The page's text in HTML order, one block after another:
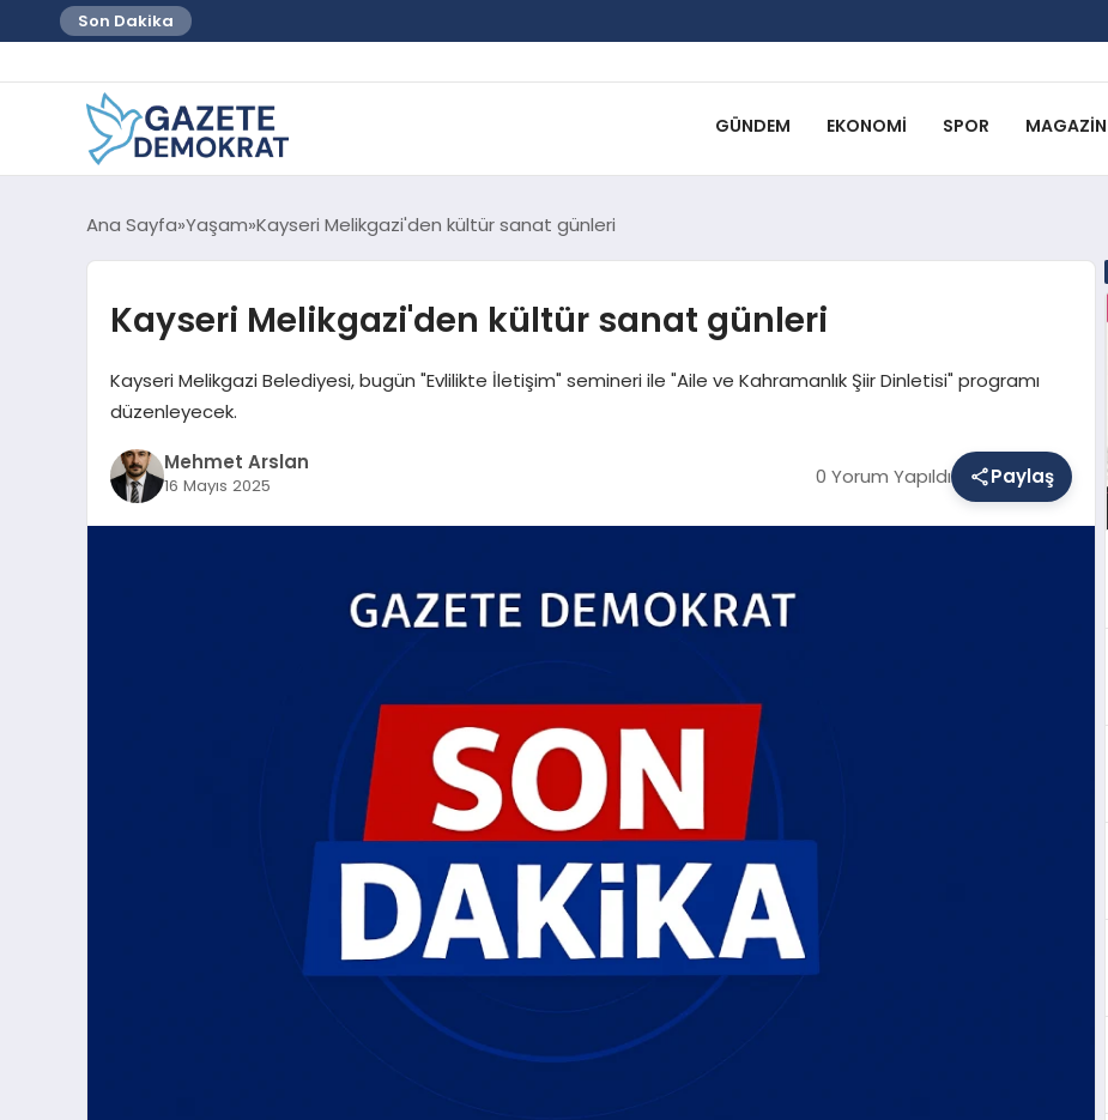
Son Dakika
GÜNDEM EKONOMI SPOR MAGAZIN
Ana Sayfa Yaşam Kayseri Melikgazi'den kültür sanat günleri
Kayseri Melikgazi'den kültür sanat günleri
Kayseri Melikgazi Belediyesi, bugün "Evlilikte İletişim" semineri ile "Aile ve Kahramanlık Şiir Dinletisi" programı
düzenleyecek.
Mehmet Arslan
16 Mayıs 2025 0 Yorum Yapıldı Paylaş